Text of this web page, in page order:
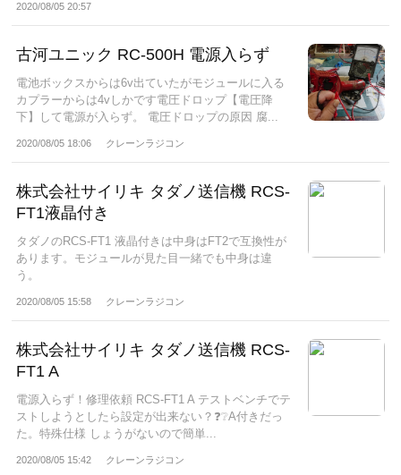
2020/08/05 20:57
古河ユニック RC-500H 電源入らず
電池ボックスからは6v出ていたがモジュールに入る
カプラーからは4vしかです電圧ドロップ【電圧降
下】して電源が入らず。 電圧ドロップの原因 腐...
2020/08/05 18:06 クレーンラジコン
株式会社サイリキ タダノ送信機 RCS-
FT1液晶付き
タダノのRCS-FT1 液晶付きは中身はFT2で互換性が
あります。モジュールが見た目一緒でも中身は違
う。
2020/08/05 15:58 クレーンラジコン
株式会社サイリキ タダノ送信機 RCS-
FT1 A
電源入らず！修理依頼 RCS-FT1 A テストベンチでテ
ストしようとしたら設定が出来ない？❓❔A付きだっ
た。特殊仕様 しょうがないので簡単...
2020/08/05 15:42 クレーンラジコン